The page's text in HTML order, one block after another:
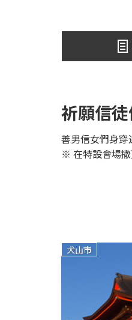
祈願信徒
善男信女們身穿
※ 在特設會場
犬山市